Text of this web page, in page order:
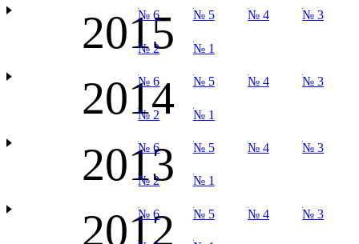
2015
№ 6 № 5 № 4 № 3
№ 2 № 1
2014
№ 6 № 5 № 4 № 3
№ 2 № 1
2013
№ 6 № 5 № 4 № 3
№ 2 № 1
2012
№ 6 № 5 № 4 № 3